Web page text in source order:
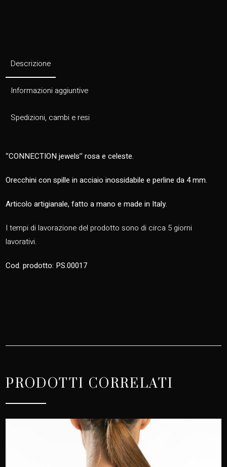
Descrizione
Informazioni aggiuntive
Spedizioni, cambi e resi
‘’CONNECTION jewels’’ rosa e celeste.
Orecchini con spille in acciaio inossidabile e perline da 4 mm.
Articolo artigianale, fatto a mano e made in Italy.
I tempi di lavorazione del prodotto sono di circa 5 giorni
lavorativi.
Cod. prodotto: PS.00017
PRODOTTI CORRELATI
BODY CHARM
45,00€
Questo